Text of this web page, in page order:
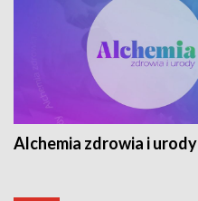
Alchemia zdrowia i urody